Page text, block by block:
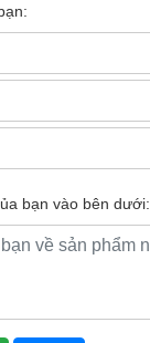
bạn vào bên dưới: